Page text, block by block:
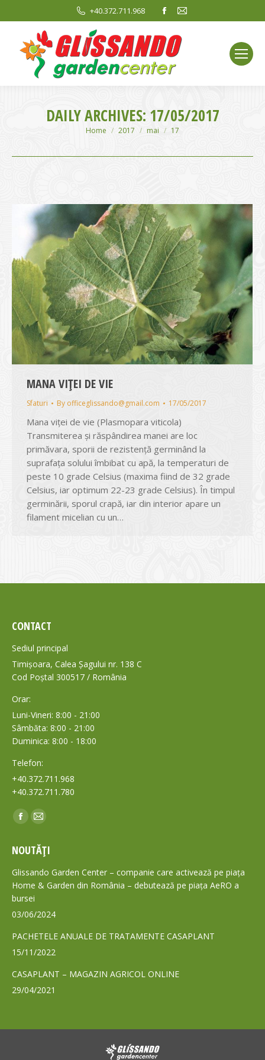
+40.372.711.968
Facebook
opens
in
new
window
Mail
window
DAILY ARCHIVES: 17/05/2017
You are here:
Home 2017 mai 17
MANA VIȚEI DE VIE
Sfaturi By officeglissando@gmail.com 17/05/2017
Mana viţei de vie (Plasmopara viticola)
Transmiterea și răspândirea manei are loc
primăvara, sporii de rezistenţă germinând la
suprafața solului îmbibat cu apă, la temperaturi de
peste 10 grade Celsius (maxima fiind de 32 grade
Celsius, iar optimum 22-23 grade Celsius). În timpul
germinării, sporul crapă, iar din interior apare un
filament micelian cu un…
CONTACT
Sediul principal
Timișoara, Calea Șagului nr. 138 C
Cod Poștal 300517 / România
Orar:
Luni-Vineri: 8:00 - 21:00
Sâmbăta: 8:00 - 21:00
Duminica: 8:00 - 18:00
Telefon:
+40.372.711.968
+40.372.711.780
Find us on:
Facebook
opens
in
new
window
Mail
opens
in
new
NOUTĂȚI
Glissando Garden Center – companie care activează pe piața
Home & Garden din România – debutează pe piața AeRO a
bursei
03/06/2024
PACHETELE ANUALE DE TRATAMENTE CASAPLANT
15/11/2022
CASAPLANT – MAGAZIN AGRICOL ONLINE
29/04/2021